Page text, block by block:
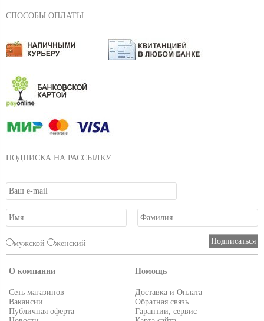
СПОСОБЫ ОПЛАТЫ
ПОДПИСКА НА РАССЫЛКУ
мужской женский
О компании
Сеть магазинов
Вакансии
Публичная оферта
Помощь
Доставка и Оплата
Обратная связь
Гарантии, сервис